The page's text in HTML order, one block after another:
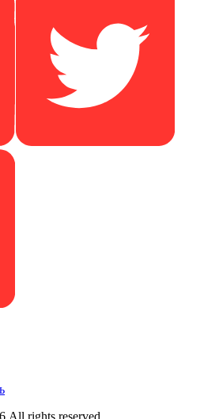
All rights reserved